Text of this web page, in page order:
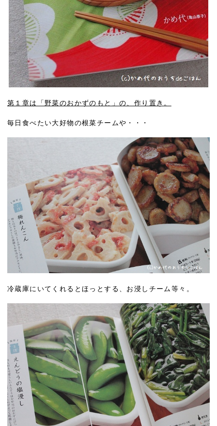
第１章は「野菜のおかずのもと」の、作り置き。
毎日食べたい大好物の根菜チームや・・・
冷蔵庫にいてくれるとほっとする、お浸しチーム等々。